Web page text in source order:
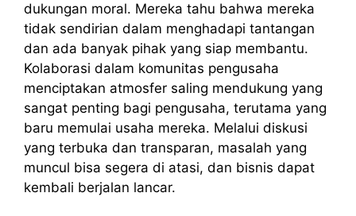
dukungan moral. Mereka tahu bahwa mereka
tidak sendirian dalam menghadapi tantangan
dan ada banyak pihak yang siap membantu.
Kolaborasi dalam komunitas pengusaha
menciptakan atmosfer saling mendukung yang
sangat penting bagi pengusaha, terutama yang
baru memulai usaha mereka. Melalui diskusi
yang terbuka dan transparan, masalah yang
muncul bisa segera di atasi, dan bisnis dapat
kembali berjalan lancar.